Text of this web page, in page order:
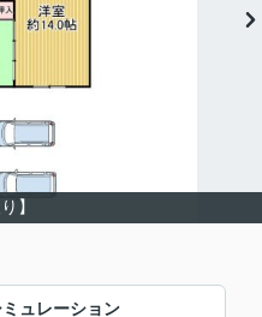
】
ュレーション